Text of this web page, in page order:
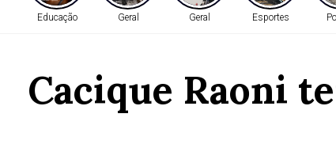
Educação Geral Geral Esportes
Cacique Raoni